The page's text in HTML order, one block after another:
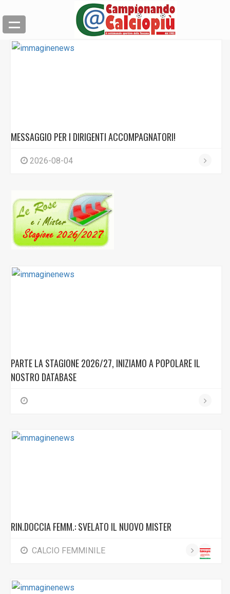
MESSAGGIO PER I DIRIGENTI ACCOMPAGNATORI!
2026-08-04
PARTE LA STAGIONE 2026/27, INIZIAMO A POPOLARE IL
NOSTRO DATABASE
RIN.DOCCIA FEMM.: SVELATO IL NUOVO MISTER
CALCIO FEMMINILE